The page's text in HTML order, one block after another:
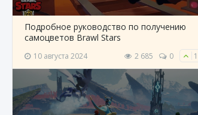
Подробное руководство по получению
самоцветов Brawl Stars
10 августа 2024 2 685 0 1